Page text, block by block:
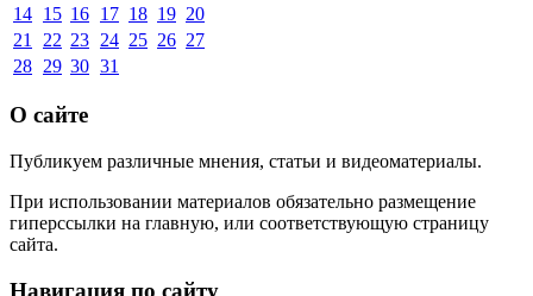
14 15 16 17 18 19 20
21
22 23 24 25 26 27
28 29 30 31
О сайте
Публикуем различные мнения, статьи и видеоматериалы.
При использовании материалов обязательно размещение
гиперссылки на главную, или соответствующую страницу
сайта.
Навигация по сайту